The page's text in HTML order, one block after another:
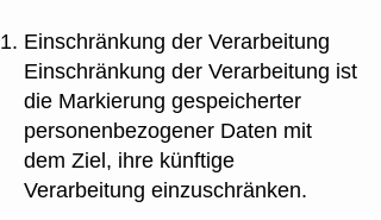
Einschränkung der Verarbeitung
Einschränkung der Verarbeitung ist
die Markierung gespeicherter
personenbezogener Daten mit
dem Ziel, ihre künftige
Verarbeitung einzuschränken.